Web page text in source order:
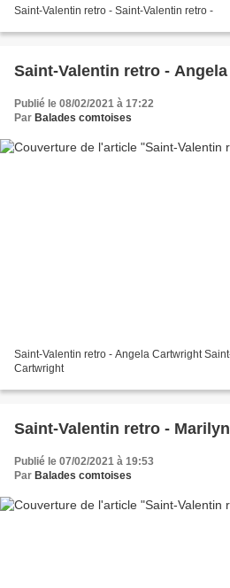
Saint-Valentin retro - Saint-Valentin retro -
Saint-Valentin retro -
Publié le 08/02/2021 à 17:22
Par Balades comtoises
Saint-Valentin retro - Angela Cartwright
Cartwright
Saint-Valentin retro -
Publié le 07/02/2021 à 19:53
Par Balades comtoises